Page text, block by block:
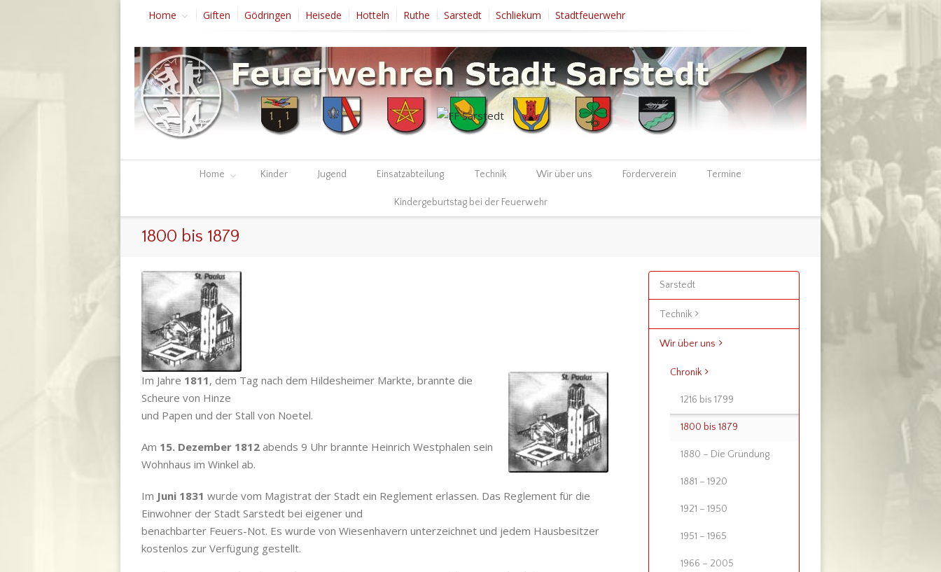
Home Giften Gödringen Heisede Hotteln Ruthe Sarstedt Schliekum Stadtfeuerwehr
Home Kinder Jugend Einsatzabteilung Technik Wir über uns Förderverein Termine
Kindergeburtstag bei der Feuerwehr
1800 bis 1879
Im Jahre 1811, dem Tag nach dem Hildesheimer Markte, brannte die
Scheure von Hinze
und Papen und der Stall von Noetel.
Am 15. Dezember 1812 abends 9 Uhr brannte Heinrich Westphalen sein
Wohnhaus im Winkel ab.
Im Juni 1831 wurde vom Magistrat der Stadt ein Reglement erlassen. Das Reglement für die
Einwohner der Stadt Sarstedt bei eigener und
benachbarter Feuers-Not. Es wurde von Wiesenhavern unterzeichnet und jedem Hausbesitzer
kostenlos zur Verfügung gestellt.
Sarstedt
Technik
Wir über uns
Chronik
1216 bis 1799
1800 bis 1879
1880 – Die Gründung
1881 – 1920
1921 – 1950
1951 – 1965
1966 – 2005